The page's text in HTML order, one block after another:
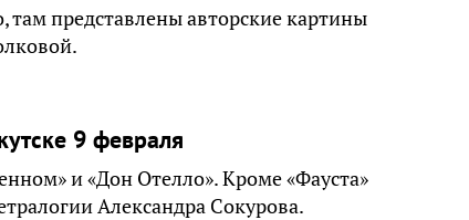
представлены авторские картины
9 февраля
и «Дон Отелло». Кроме «Фауста»
Александра Сокурова.